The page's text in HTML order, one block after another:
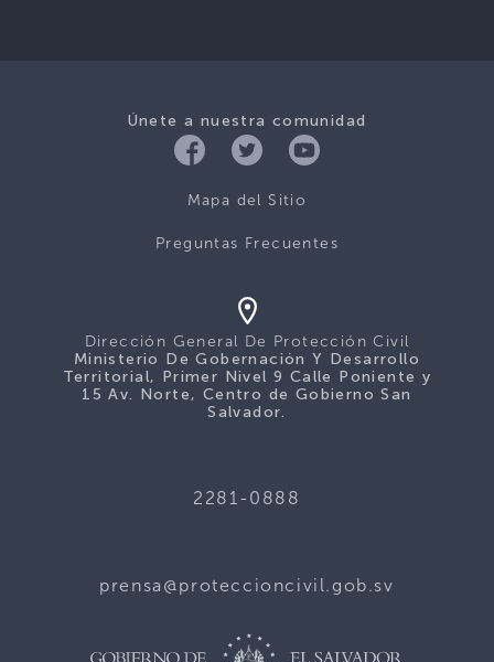
Únete a nuestra comunidad
Mapa del Sitio
Preguntas Frecuentes
Dirección General De Protección Civil
Ministerio De Gobernación Y Desarrollo
Territorial, Primer Nivel 9 Calle Poniente y
15 Av. Norte, Centro de Gobierno San
Salvador.
2281-0888
prensa@proteccioncivil.gob.sv